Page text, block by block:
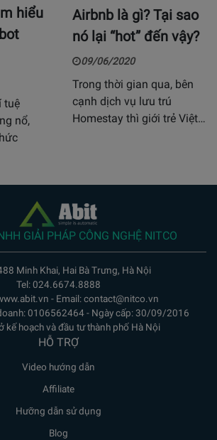
hiểu
tuệ
nổ,
Airbnb là gì? Tại sao
nó lại “hot” đến vậy?
09/06/2020
Trong thời gian qua, bên
cạnh dịch vụ lưu trú
Homestay thì giới trẻ Việt…
GIẢI PHÁP CÔNG NGHỆ NITCO
Minh Khai, Hai Bà Trưng, Hà Nội
Tel: 024.6674.8888
- Email: contact@nitco.vn
0106562464 - Ngày cấp: 30/09/2016
kế hoạch và đầu tư thành phố Hà Nội
HỖ TRỢ
Video hướng dẫn
Affiliate
Hưỡng dẫn sử dụng
Blog